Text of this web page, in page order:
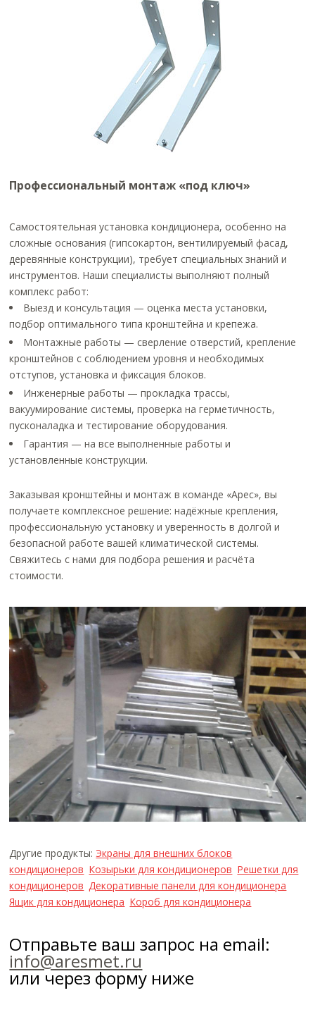
Профессиональный монтаж «под ключ»
Самостоятельная установка кондиционера, особенно на
сложные основания (гипсокартон, вентилируемый фасад,
деревянные конструкции), требует специальных знаний и
инструментов. Наши специалисты выполняют полный
комплекс работ:
Выезд и консультация — оценка места установки,
подбор оптимального типа кронштейна и крепежа.
Монтажные работы — сверление отверстий, крепление
кронштейнов с соблюдением уровня и необходимых
отступов, установка и фиксация блоков.
Инженерные работы — прокладка трассы,
вакуумирование системы, проверка на герметичность,
пусконаладка и тестирование оборудования.
Гарантия — на все выполненные работы и
установленные конструкции.
Заказывая кронштейны и монтаж в команде «Арес», вы
получаете комплексное решение: надёжные крепления,
профессиональную установку и уверенность в долгой и
безопасной работе вашей климатической системы.
Свяжитесь с нами для подбора решения и расчёта
стоимости.
Другие продукты: Экраны для внешних блоков
кондиционеров Козырьки для кондиционеров Решетки для
кондиционеров Декоративные панели для кондиционера
Ящик для кондиционера Короб для кондиционера
Отправьте ваш запрос на email:
info@aresmet.ru
или через форму ниже